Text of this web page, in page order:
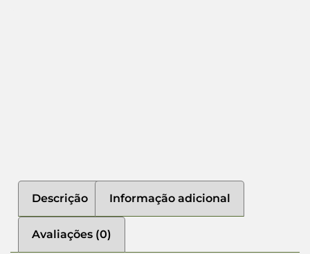
Descrição Informação adicional
Avaliações (0)